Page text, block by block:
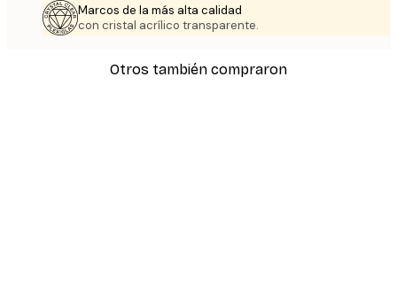
Marcos de la más alta calidad
con cristal acrílico transparente.
Otros también compraron